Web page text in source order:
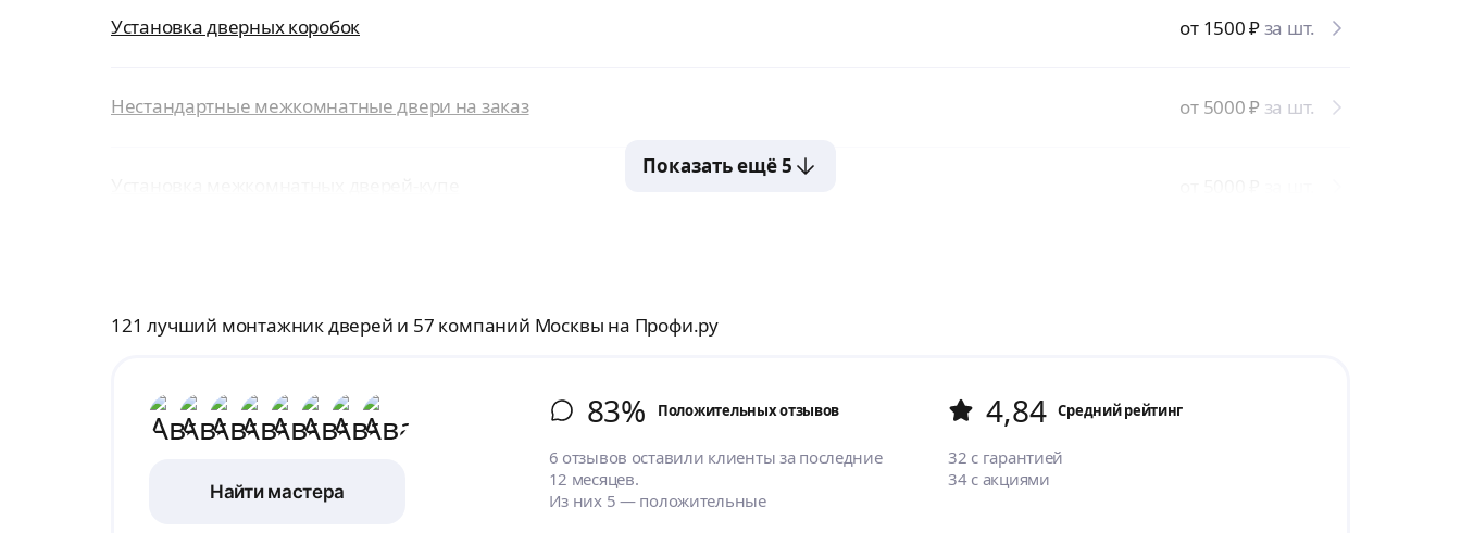
Установка дверных коробок от 1500₽за шт.
Нестандартные межкомнатные двери на заказ от 5000₽ за шт.
Показать ещё 5
121 лучший монтажник дверей и 57 компаний Москвы на Профи.ру
Найти мастера
83% Положительных отзывов
6 отзывов оставили клиенты за последние
12 месяцев.
Из них 5 — положительные
4,84 Cредний рейтинг
32 с гарантией
34 с акциями